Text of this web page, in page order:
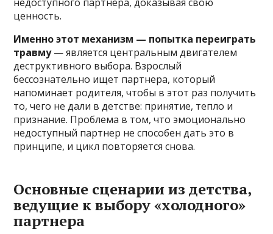
ценность.
Именно этот механизм — попытка переиграть
травму— является центральным двигателем
деструктивного выбора. Взрослый
бессознательно ищет партнера, который
напоминает родителя, чтобы в этот раз получить
то, чего не дали в детстве: принятие, тепло и
признание. Проблема в том, что эмоционально
недоступный партнер не способен дать это в
принципе, и цикл повторяется снова.
Основные сценарии из детства,
ведущие к выбору «холодного»
партнера